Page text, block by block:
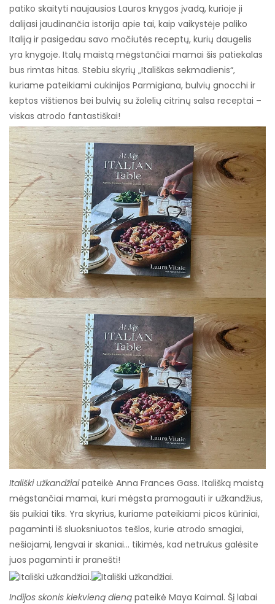
patiko skaityti naujausios Lauros knygos įvadą, kurioje ji
dalijasi jaudinančia istorija apie tai, kaip vaikystėje paliko
Italiją ir pasigedau savo močiutės receptų, kurių daugelis
yra knygoje. Italų maistą mėgstančiai mamai šis patiekalas
bus rimtas hitas. Stebiu skyrių „Itališkas sekmadienis“,
kuriame pateikiami cukinijos Parmigiana, bulvių gnocchi ir
keptos vištienos bei bulvių su žolelių citrinų salsa receptai –
viskas atrodo fantastiškai!
Itališki užkandžiaipateikė Anna Frances Gass. Itališką maistą
mėgstančiai mamai, kuri mėgsta pramogauti ir užkandžius,
šis puikiai tiks. Yra skyrius, kuriame pateikiami picos kūriniai,
pagaminti iš sluoksniuotos tešlos, kurie atrodo smagiai,
nešiojami, lengvai ir skaniai… tikimės, kad netrukus galėsite
juos pagaminti ir pranešti!
Indijos skonis kiekvieną dieną pateikė Maya Kaimal. Šį labai